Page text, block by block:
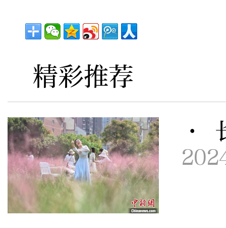
精彩推荐
·